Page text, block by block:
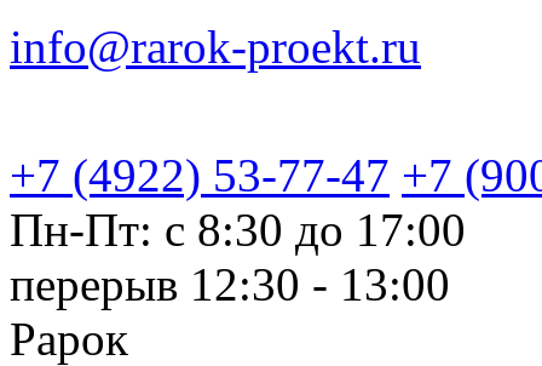
info@rarok-proekt.ru
+7 (4922) 53-77-47 +7
Пн-Пт: с 8:30 до 17:00
перерыв 12:30 - 13:00
Рарок